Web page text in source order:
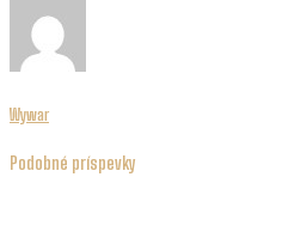
Wywar
Podobné príspevky